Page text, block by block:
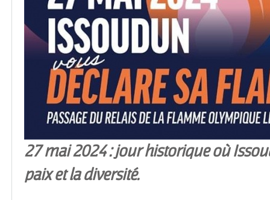
27 mai 2024 : jour historique où
paix et la diversité.